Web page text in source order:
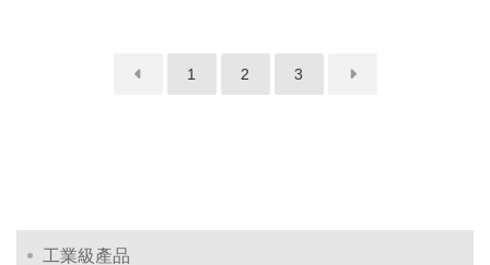
1 2 3
工業級產品